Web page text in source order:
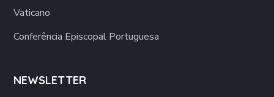
Vaticano
Conferência Episcopal Portuguesa
NEWSLETTER